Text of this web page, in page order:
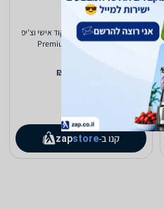
מנעול חכם טביעת אצבע קוד אישי וצ'יפ
קירבה Elock דגם Premium
₪
קנו ב- zapstore